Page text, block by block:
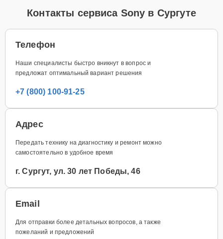
Контакты сервиса Sony в Сургуте
Телефон
Наши специалисты быстро вникнут в вопрос и
предложат оптимальный вариант решения
+7 (800) 100-91-25
Адрес
Передать технику на диагностику и ремонт можно
самостоятельно в удобное время
г. Сургут, ул. 30 лет Победы, 46
Email
Для отправки более детальных вопросов, а также
пожеланий и предложений